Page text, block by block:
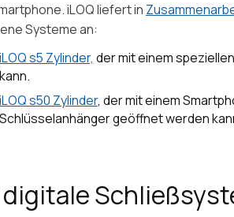
iLOQ liefert in
Systeme an:
iLOQ s5 Zylinder, der mit einem
kann.
iLOQ s50 Zylinder, der mit einem
Schlüsselanhänger geöffnet werden
digitale